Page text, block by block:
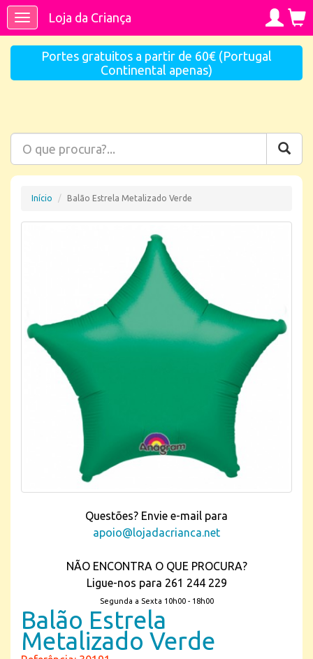
ToggleLoja da Criança
Portes gratuitos a partir de 60€ (Portugal
Continental apenas)
Início Balão Estrela Metalizado Verde
Questões? Envie e-mail para
apoio@lojadacrianca.net
NÃO ENCONTRA O QUE PROCURA?
Ligue-nos para 261 244 229
Segunda a Sexta 10h00 - 18h00
Balão Estrela
Metalizado Verde